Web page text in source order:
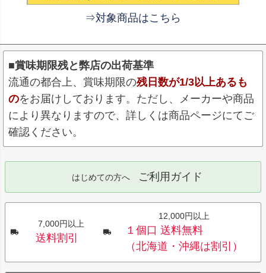
⇒対象商品はこちら
■賞味期限残と弊店の出荷基準
流通の都合上、賞味期限の残日数が1/3以上あるも
のをお届けしております。ただし、メーカーや商品
により異なりますので、詳しくは商品ページにてご
確認ください。
はじめての方へ ご利用ガイド
7,000円以上
送料割引
12,000円以上
１個口 送料無料
（北海道・沖縄は割引）